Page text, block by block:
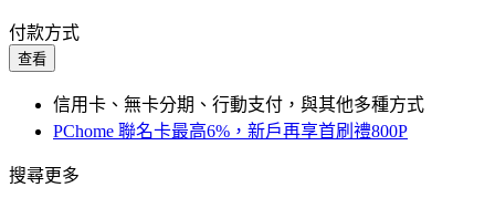
付款方式
查看
信用卡、無卡分期、行動支付，與其他多種方式
PChome 聯名卡最高6%，新戶再享首刷禮800P
搜尋更多